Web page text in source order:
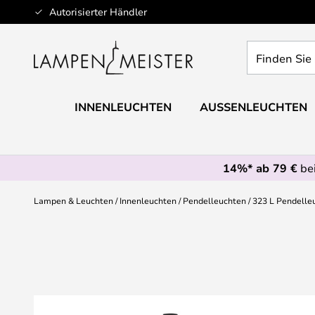
Autorisierter Händler
Zum
Inhalt
Sie
Leuchte...
INNENLEUCHTEN AUSSENLEUCHTEN
14%* ab 79 €
Lampen & Leuchten Innenleuchten Pendelleuchten 323 L